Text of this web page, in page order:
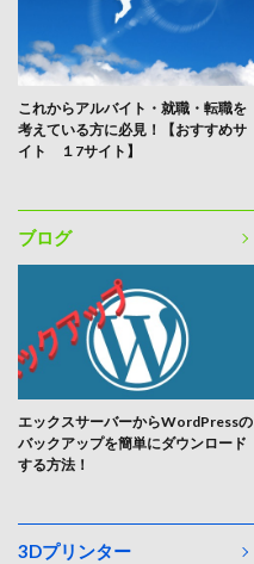
これからアルバイト・就職・転職を
考えている方に必見！【おすすめサ
イト １7サイト】
ブログ
エックスサーバーからWordPressの
バックアップを簡単にダウンロード
する方法！
3Dプリンター